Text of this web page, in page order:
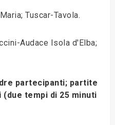
Tuscar-Tavola.
Audace Isola d'Elba;
partecipanti; partite
(due tempi di 25 minuti